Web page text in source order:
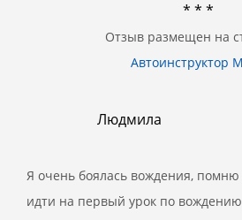
* * *
Отзыв размещен на
Автоинструктор
Людмила
Я очень боялась вождения,
идти на первый урок по